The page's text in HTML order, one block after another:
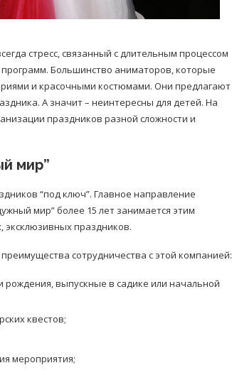
стресс, связанный с длительным процессом
Большинство аниматоров, которые
и красочными костюмами. Они предлагают
А значит – неинтересны для детей. На
праздников разной сложности и
мир”
“под ключ”. Главное направление
мир” более 15 лет занимается этим
праздников.
сотрудничества с этой компанией:
рождения, выпускные в садике или начальной
квестов;
мероприятия;